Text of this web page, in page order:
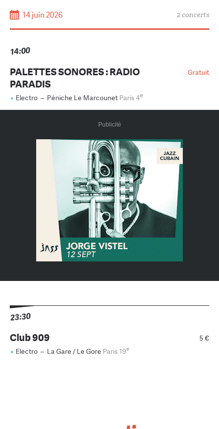
14 juin 2026 2 concerts
14:00
Gratuit
PALETTES SONORES : RADIO
PARADIS
Electro – Péniche Le Marcounet Paris 4e
Publicité
23:30
5 €
Club 909
Electro – La Gare / Le Gore Paris 19e